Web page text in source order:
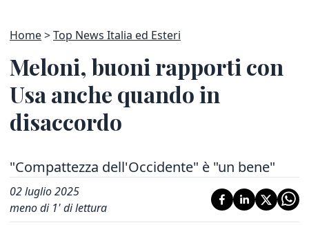
Home Top News Italia ed Esteri
Meloni, buoni rapporti con
Usa anche quando in
disaccordo
"Compattezza dell'Occidente" è "un bene"
02 luglio 2025
meno di 1' di lettura